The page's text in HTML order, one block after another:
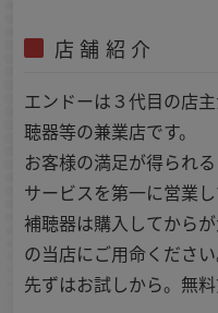
店舗紹介
エンドーは３代目の店
聴器等の兼業店です。
お客様の満足が得られ
サービスを第一に営業し
補聴器は購入してから
の当店にご用命ください
先ずはお試しから。無